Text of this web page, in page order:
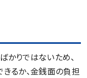
かりではないため、
るか、金銭面の負担